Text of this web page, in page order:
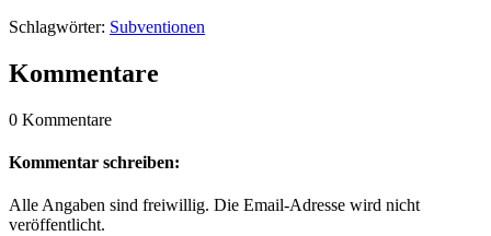
Schlagwörter: Subventionen
Kommentare
0 Kommentare
Kommentar schreiben:
Alle Angaben sind freiwillig. Die Email-Adresse wird nicht
veröffentlicht.